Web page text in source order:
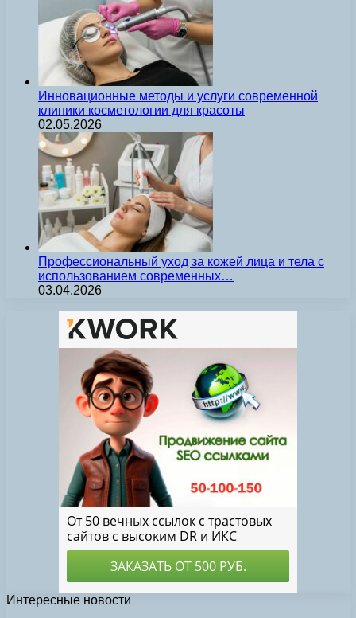
Инновационные методы и услуги современной
клиники косметологии для красоты
02.05.2026
Профессиональный уход за кожей лица и тела с
использованием современных…
03.04.2026
Интересные новости